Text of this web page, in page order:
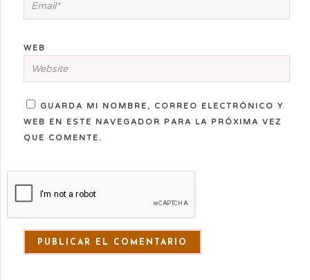
WEB
GUARDA MI NOMBRE, CORREO ELECTRÓNICO Y
WEB EN ESTE NAVEGADOR PARA LA PRÓXIMA VEZ
QUE COMENTE.